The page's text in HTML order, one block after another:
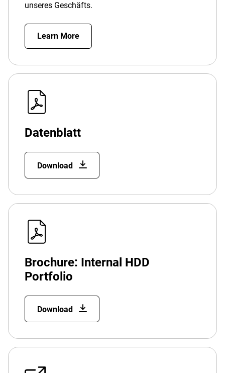
unseres Geschäfts.
Learn More
Datenblatt
Download
Brochure: Internal HDD
Portfolio
Download